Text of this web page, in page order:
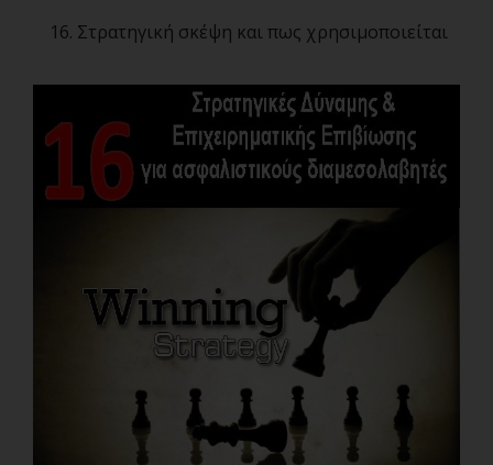
Στρατηγική σκέψη και πως χρησιμοποιείται